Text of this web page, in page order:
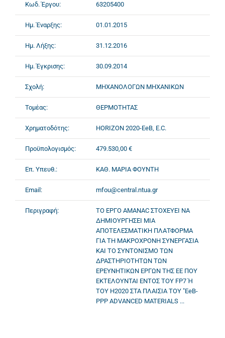
Κωδ. Έργου: 63205400
Ημ. Έναρξης: 01.01.2015
Ημ. Λήξης: 31.12.2016
Ημ. Έγκρισης: 30.09.2014
Σχολή: ΜΗΧΑΝΟΛΟΓΩΝ ΜΗΧΑΝΙΚΩΝ
Τομέας: ΘΕΡΜΟΤΗΤΑΣ
Χρηματοδότης: HORIZON 2020-EeB, E.C.
Προϋπολογισμός: 479.530,00 €
Επ. Υπευθ.: ΚΑΘ. ΜΑΡΙΑ ΦΟΥΝΤΗ
Email: mfou@central.ntua.gr
Περιγραφή:
ΤΟ ΕΡΓΟ AMANAC ΣΤΟΧΕΥΕΙ ΝΑ
ΔΗΜΙΟΥΡΓΗΣΕΙ ΜΙΑ
ΑΠΟΤΕΛΕΣΜΑΤΙΚΗ ΠΛΑΤΦΟΡΜΑ
ΓΙΑ ΤΗ ΜΑΚΡΟΧΡΟΝΗ ΣΥΝΕΡΓΑΣΙΑ
ΚΑΙ ΤΟ ΣΥΝΤΟΝΙΣΜΟ ΤΩΝ
ΔΡΑΣΤΗΡΙΟΤΗΤΩΝ ΤΩΝ
ΕΡΕΥΝΗΤΙΚΩΝ ΕΡΓΩΝ ΤΗΣ ΕΕ ΠΟΥ
ΕΚΤΕΛΟΥΝΤΑΙ ΕΝΤΟΣ ΤΟΥ FP7 Ή
ΤΟΥ Η2020 ΣΤΑ ΠΛΑΙΣΙΑ ΤΟΥ "EeB-
PPP ADVANCED MATERIALS ...